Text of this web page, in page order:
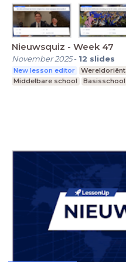
Nieuwsquiz - Week 47
November 2025- 12 slides
New lesson editor
Middelbare school
Basisschool